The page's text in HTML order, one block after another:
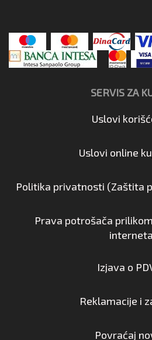
SERVIS ZA
Uslovi
Uslovi online
Politika privatnosti (Zaštita
Prava potrošača
interneta
Izjava o
Reklamacije i
Povraćaj